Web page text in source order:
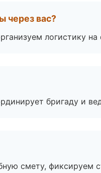
через вас?
логистику на
бригаду и
смету, фиксируем